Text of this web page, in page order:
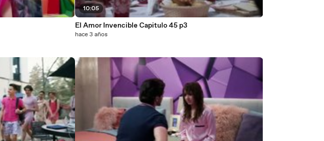
10:05
El Amor Invencible Capitulo 45 p3
hace 3 años